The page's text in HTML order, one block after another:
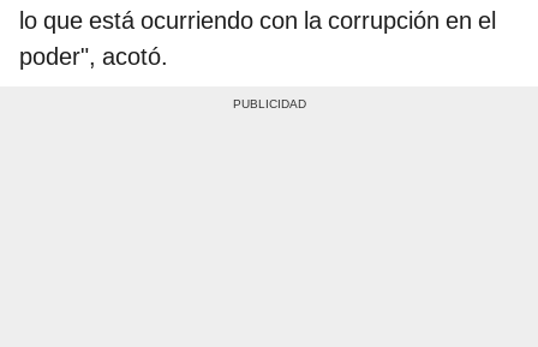
lo que está ocurriendo con la corrupción en el
poder", acotó.